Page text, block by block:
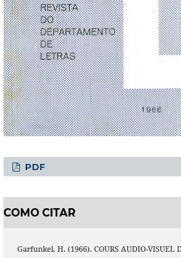
PDF
COMO CITAR
Garfunkel, H. (1966). COURS AUDIO-VISUEL